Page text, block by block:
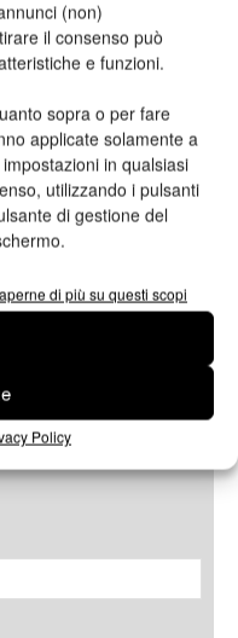
(non)
il consenso può
e funzioni.
sopra o per fare
applicate solamente a
in qualsiasi
utilizzando i pulsanti
di gestione del
di più su questi scopi
Policy
Fusion di Xeikon è
dallapagina Web
ottenere una